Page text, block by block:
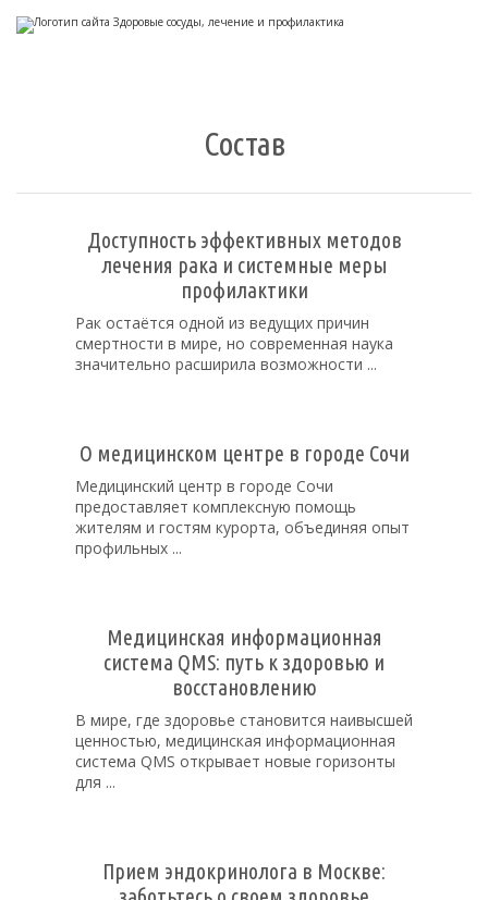
Состав
Доступность эффективных методов
лечения рака и системные меры
профилактики
Рак остаётся одной из ведущих причин
смертности в мире, но современная наука
значительно расширила возможности ...
О медицинском центре в городе Сочи
Медицинский центр в городе Сочи
предоставляет комплексную помощь
жителям и гостям курорта, объединяя опыт
профильных ...
Медицинская информационная
система QMS: путь к здоровью и
восстановлению
В мире, где здоровье становится наивысшей
ценностью, медицинская информационная
система QMS открывает новые горизонты
для ...
Прием эндокринолога в Москве: